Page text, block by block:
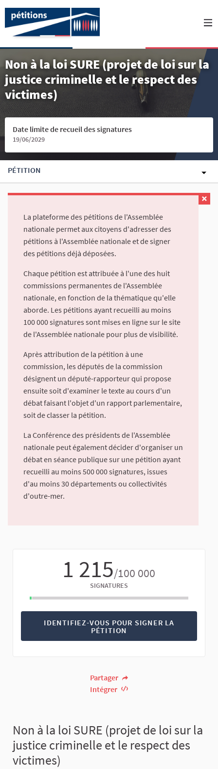
Non à la loi SURE (projet de loi sur la
justice criminelle et le respect des
victimes)
Date limite de recueil des signatures
19/06/2029
PÉTITION
La plateforme des pétitions de l'Assemblée
nationale permet aux citoyens d'adresser des
pétitions à l'Assemblée nationale et de signer
des pétitions déjà déposées.
Chaque pétition est attribuée à l'une des huit
commissions permanentes de l'Assemblée
nationale, en fonction de la thématique qu'elle
aborde. Les pétitions ayant recueilli au moins
100 000 signatures sont mises en ligne sur le site
de l'Assemblée nationale pour plus de visibilité.
Après attribution de la pétition à une
commission, les députés de la commission
désignent un député-rapporteur qui propose
ensuite soit d'examiner le texte au cours d'un
débat faisant l'objet d'un rapport parlementaire,
soit de classer la pétition.
La Conférence des présidents de l'Assemblée
nationale peut également décider d'organiser un
débat en séance publique sur une pétition ayant
recueilli au moins 500 000 signatures, issues
d'au moins 30 départements ou collectivités
d'outre-mer.
1 215/100 000
SIGNATURES
IDENTIFIEZ-VOUS POUR SIGNER LA
PÉTITION
Partager
Intégrer
Non à la loi SURE (projet de loi sur la
justice criminelle et le respect des
victimes)